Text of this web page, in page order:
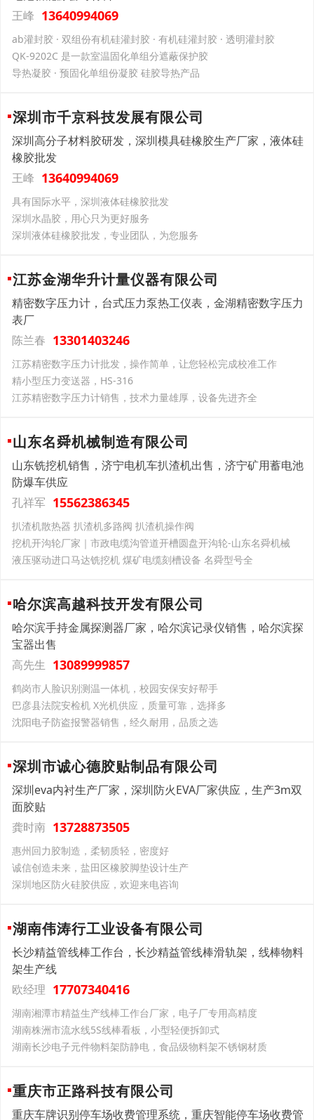
王峰 13640994069
ab灌封胶 · 双组份有机硅灌封胶 · 有机硅灌封胶 · 透明灌封胶
QK-9202C 是一款室温固化单组分遮蔽保护胶
导热凝胶 · 预固化单组份凝胶 硅胶导热产品
深圳市千京科技发展有限公司
深圳高分子材料胶研发，深圳模具硅橡胶生产厂家，液体硅
橡胶批发
王峰 13640994069
具有国际水平，深圳液体硅橡胶批发
深圳水晶胶，用心只为更好服务
深圳液体硅橡胶批发，专业团队，为您服务
江苏金湖华升计量仪器有限公司
精密数字压力计，台式压力泵热工仪表，金湖精密数字压力
表厂
陈兰春 13301403246
江苏精密数字压力计批发，操作简单，让您轻松完成校准工作
精小型压力变送器，HS-316
江苏精密数字压力计销售，技术力量雄厚，设备先进齐全
山东名舜机械制造有限公司
山东铣挖机销售，济宁电机车扒渣机出售，济宁矿用蓄电池
防爆车供应
孔祥军 15562386345
扒渣机散热器 扒渣机多路阀 扒渣机操作阀
挖机开沟轮厂家｜市政电缆沟管道开槽圆盘开沟轮-山东名舜机械
液压驱动进口马达铣挖机 煤矿电缆刻槽设备 名舜型号全
哈尔滨高越科技开发有限公司
哈尔滨手持金属探测器厂家，哈尔滨记录仪销售，哈尔滨探
宝器出售
高先生 13089999857
鹤岗市人脸识别测温一体机，校园安保安好帮手
巴彦县法院安检机 X光机供应，质量可靠，选择多
沈阳电子防盗报警器销售，经久耐用，品质之选
深圳市诚心德胶贴制品有限公司
深圳eva内衬生产厂家，深圳防火EVA厂家供应，生产3m双
面胶贴
龚时南 13728873505
惠州回力胶制造，柔韧质轻，密度好
诚信创造未来，盐田区橡胶脚垫设计生产
深圳地区防火硅胶供应，欢迎来电咨询
湖南伟涛行工业设备有限公司
长沙精益管线棒工作台，长沙精益管线棒滑轨架，线棒物料
架生产线
欧经理 17707340416
湖南湘潭市精益生产线棒工作台厂家​，电子厂专用高精度​
湖南株洲市流水线5S线棒看板​，小型轻便拆卸式​
湖南长沙电子元件物料架防静电​，食品级物料架不锈钢材质​
重庆市正路科技有限公司
重庆车牌识别停车场收费管理系统，重庆智能停车场收费管